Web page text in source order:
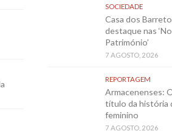
SOCIEDADE
Casa dos
destaque nas
Património’
7 AGOSTO, 2026
REPORTAGEM
Armacenenses:
título da história
feminino
7 AGOSTO, 2026